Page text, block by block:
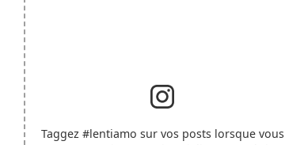
Taggez #lentiamo sur vos posts lorsque vous